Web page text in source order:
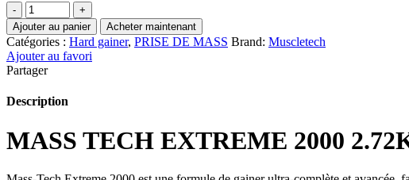
quantité
de
Mass
Tech
Extreme
2000
2.72Kg
Muscletech
Ajouter au panier Acheter maintenant
Catégories : Hard gainer, PRISE DE MASS Brand: Muscletech
Ajouter au favori
Partager
Description
MASS TECH EXTREME 2000